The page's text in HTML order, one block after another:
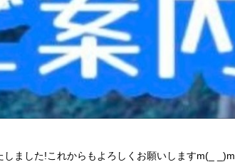
ました!これからもよろしくお願いしますm(_ _)m